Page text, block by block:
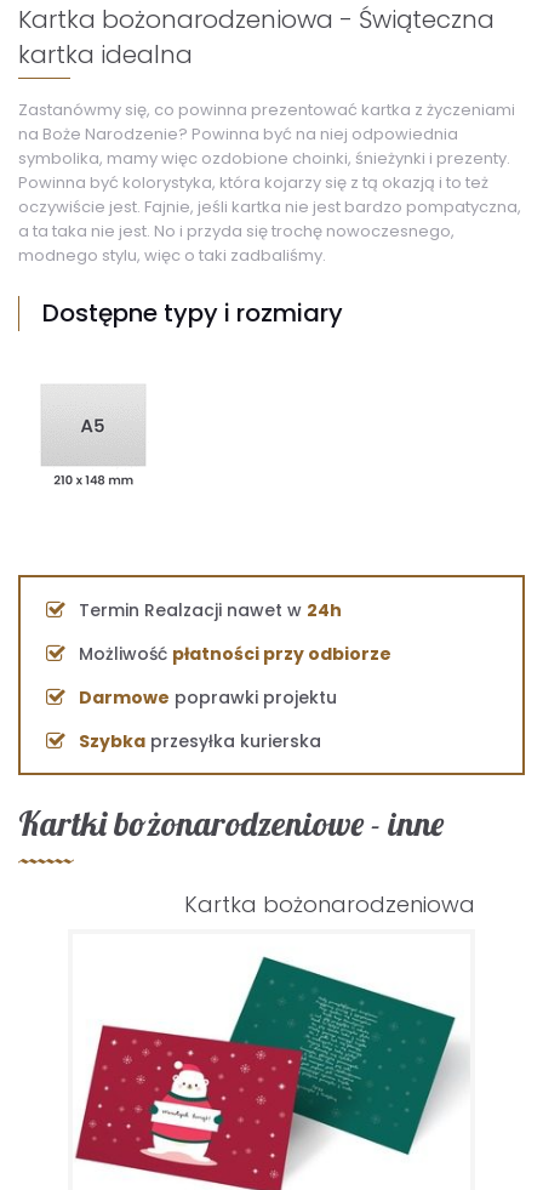
Kartka bożonarodzeniowa - Świąteczna
kartka idealna
Zastanówmy się, co powinna prezentować kartka z życzeniami
na Boże Narodzenie? Powinna być na niej odpowiednia
symbolika, mamy więc ozdobione choinki, śnieżynki i prezenty.
Powinna być kolorystyka, która kojarzy się z tą okazją i to też
oczywiście jest. Fajnie, jeśli kartka nie jest bardzo pompatyczna,
a ta taka nie jest. No i przyda się trochę nowoczesnego,
modnego stylu, więc o taki zadbaliśmy.
Dostępne typy i rozmiary
Kartki bożonarodzeniowe - inne
Kartka bożonarodzeniowa
Termin Realzacji nawet w 24h
Możliwość płatności przy odbiorze
Darmowe poprawki projektu
Szybka przesyłka kurierska